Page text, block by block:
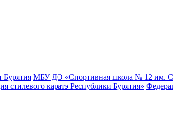
Бурятия МБУ ДО «Спортивная школа № 12 им.
стилевого каратэ Республики Бурятия»